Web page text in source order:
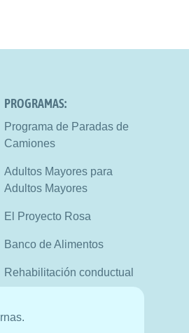
PROGRAMAS:
Programa de Paradas de
Camiones
Adultos Mayores para
Adultos Mayores
El Proyecto Rosa
Banco de Alimentos
Rehabilitación conductual